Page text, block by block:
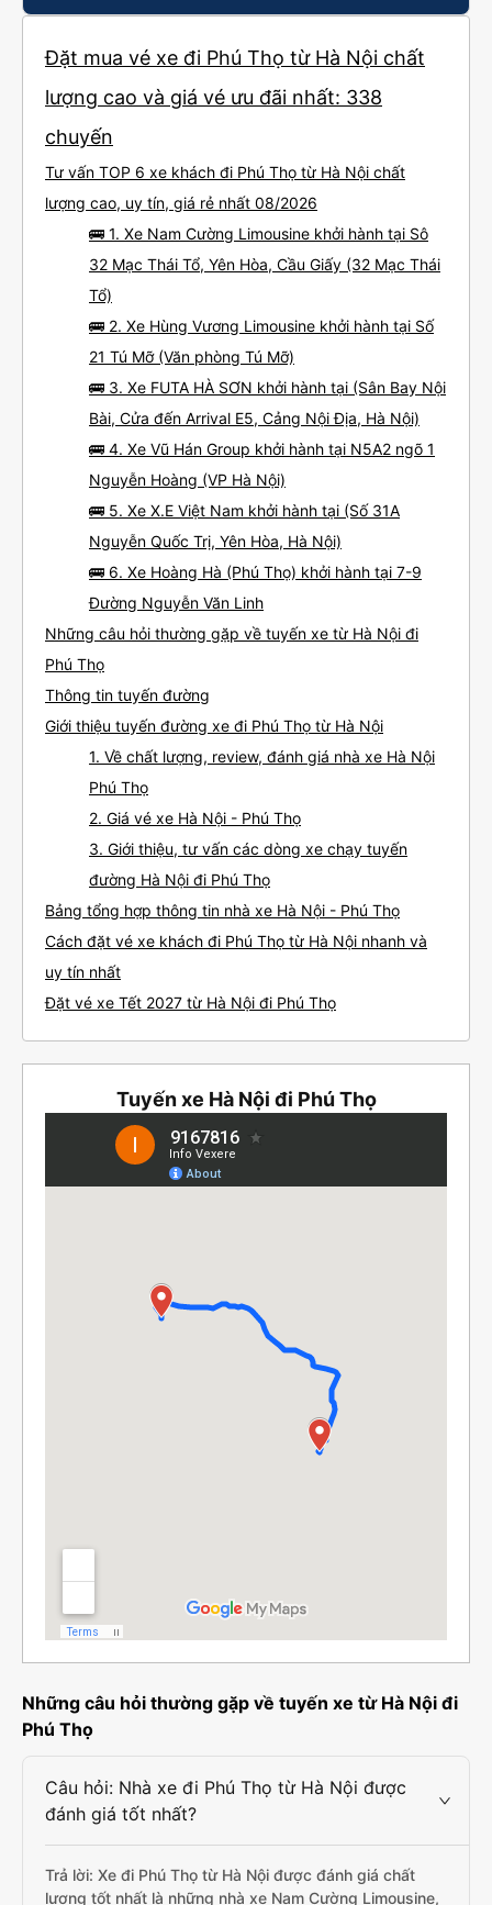
Đặt mua vé xe đi Phú Thọ từ Hà Nội chất
lượng cao và giá vé ưu đãi nhất: 338
chuyến
Tư vấn TOP 6 xe khách đi Phú Thọ từ Hà Nội chất
lượng cao, uy tín, giá rẻ nhất 08/2026
🚌 1. Xe Nam Cường Limousine khởi hành tại Sô
32 Mạc Thái Tổ, Yên Hòa, Cầu Giấy (32 Mạc Thái
Tổ)
🚌 2. Xe Hùng Vương Limousine khởi hành tại Số
21 Tú Mỡ (Văn phòng Tú Mỡ)
🚌 3. Xe FUTA HÀ SƠN khởi hành tại (Sân Bay Nội
Bài, Cửa đến Arrival E5, Cảng Nội Địa, Hà Nội)
🚌 4. Xe Vũ Hán Group khởi hành tại N5A2 ngõ 1
Nguyễn Hoàng (VP Hà Nội)
🚌 5. Xe X.E Việt Nam khởi hành tại (Số 31A
Nguyễn Quốc Trị, Yên Hòa, Hà Nội)
🚌 6. Xe Hoàng Hà (Phú Thọ) khởi hành tại 7-9
Đường Nguyễn Văn Linh
Những câu hỏi thường gặp về tuyến xe từ Hà Nội đi
Phú Thọ
Thông tin tuyến đường
Giới thiệu tuyến đường xe đi Phú Thọ từ Hà Nội
1. Về chất lượng, review, đánh giá nhà xe Hà Nội
Phú Thọ
2. Giá vé xe Hà Nội - Phú Thọ
3. Giới thiệu, tư vấn các dòng xe chạy tuyến
đường Hà Nội đi Phú Thọ
Bảng tổng hợp thông tin nhà xe Hà Nội - Phú Thọ
Cách đặt vé xe khách đi Phú Thọ từ Hà Nội nhanh và
uy tín nhất
Đặt vé xe Tết 2027 từ Hà Nội đi Phú Thọ
Tuyến xe Hà Nội đi Phú Thọ
Những câu hỏi thường gặp về tuyến xe từ Hà Nội đi
Phú Thọ
Câu hỏi: Nhà xe đi Phú Thọ từ Hà Nội được
đánh giá tốt nhất?
Trả lời: Xe đi Phú Thọ từ Hà Nội được đánh giá chất
lượng tốt nhất là những nhà xe Nam Cường Limousine,